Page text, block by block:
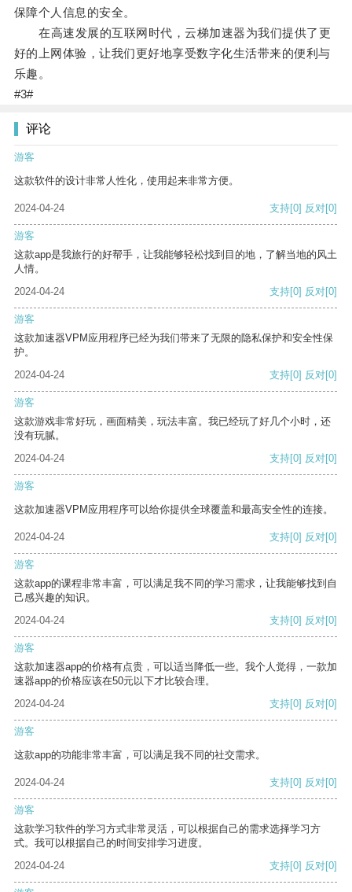
保障个人信息的安全。
在高速发展的互联网时代，云梯加速器为我们提供了更
好的上网体验，让我们更好地享受数字化生活带来的便利与
乐趣。
#3#
评论
游客
这款软件的设计非常人性化，使用起来非常方便。
2024-04-24 支持[0] 反对[0]
游客
这款app是我旅行的好帮手，让我能够轻松找到目的地，了解当地的风土
人情。
2024-04-24
支持[0] 反对[0]
游客
这款加速器VPM应用程序已经为我们带来了无限的隐私保护和安全性保
护。
2024-04-24
支持[0] 反对[0]
游客
这款游戏非常好玩，画面精美，玩法丰富。我已经玩了好几个小时，还
没有玩腻。
2024-04-24
支持[0] 反对[0]
游客
这款加速器VPM应用程序可以给你提供全球覆盖和最高安全性的连接。
2024-04-24 支持[0] 反对[0]
游客
这款app的课程非常丰富，可以满足我不同的学习需求，让我能够找到自
己感兴趣的知识。
2024-04-24
支持[0] 反对[0]
游客
这款加速器app的价格有点贵，可以适当降低一些。我个人觉得，一款加
速器app的价格应该在50元以下才比较合理。
2024-04-24
支持[0] 反对[0]
游客
这款app的功能非常丰富，可以满足我不同的社交需求。
2024-04-24 支持[0] 反对[0]
游客
这款学习软件的学习方式非常灵活，可以根据自己的需求选择学习方
式。我可以根据自己的时间安排学习进度。
2024-04-24
支持[0] 反对[0]